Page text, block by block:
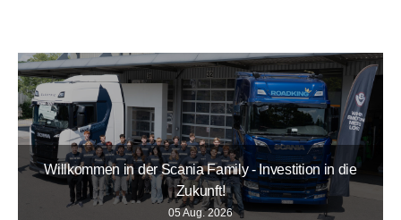
Willkommen in der Scania Family - Investition in die
Zukunft!
05 Aug. 2026